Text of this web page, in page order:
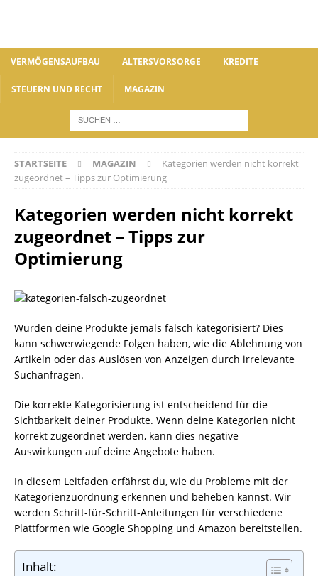
VERMÖGENSAUFBAU ALTERSVORSORGE KREDITE
STEUERN UND RECHT MAGAZIN
STARTSEITE MAGAZIN
Kategorien werden nicht korrekt
zugeordnet – Tipps zur Optimierung
Kategorien werden nicht korrekt
zugeordnet – Tipps zur
Optimierung
Wurden deine Produkte jemals falsch kategorisiert? Dies
kann schwerwiegende Folgen haben, wie die Ablehnung von
Artikeln oder das Auslösen von Anzeigen durch irrelevante
Suchanfragen.
Die korrekte Kategorisierung ist entscheidend für die
Sichtbarkeit deiner Produkte. Wenn deine Kategorien nicht
korrekt zugeordnet werden, kann dies negative
Auswirkungen auf deine Angebote haben.
In diesem Leitfaden erfährst du, wie du Probleme mit der
Kategorienzuordnung erkennen und beheben kannst. Wir
werden Schritt-für-Schritt-Anleitungen für verschiedene
Plattformen wie Google Shopping und Amazon bereitstellen.
Inhalt: